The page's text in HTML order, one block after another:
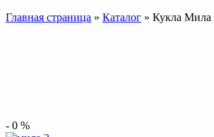
Главная страница » Каталог » Кукла Мила
- 0 %